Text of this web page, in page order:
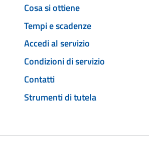
Cosa si ottiene
Tempi e scadenze
Accedi al servizio
Condizioni di servizio
Contatti
Strumenti di tutela